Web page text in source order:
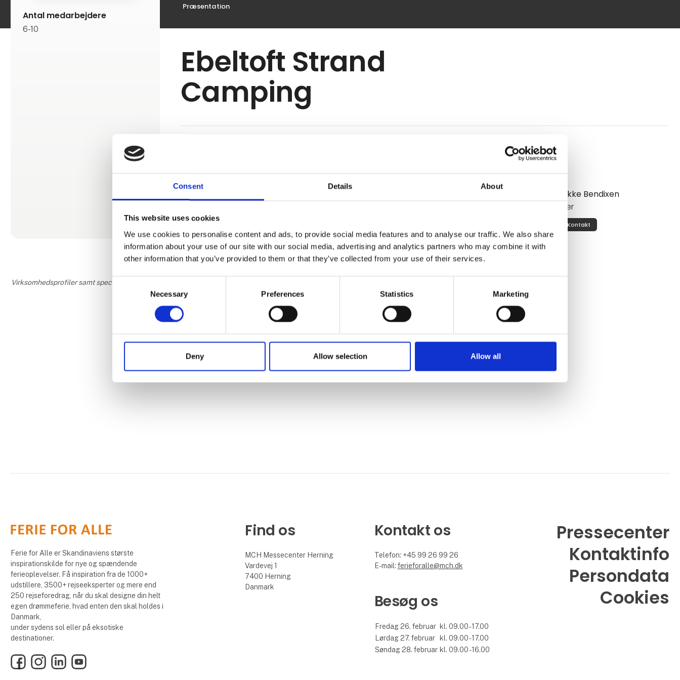
Consent Details About
This website uses cookies
We use cookies to personalise content and ads, to provide social media features and to analyse our traffic. We also share
information about your use of our site with our social media, advertising and analytics partners who may combine it with
other information that you’ve provided to them or that they’ve collected from your use of their services.
Necessary Preferences Statistics Marketing
Deny Allow selection Allow all
Præsentation
Antal medarbejdere
6-10
Ebeltoft Strand
Camping
Mød os
Rikke Bendixen
Ejer
Kontakt
Virksomhedsprofiler samt speciale- og interesseområder er udfyldt og tilføjet af leverandørerne og er ikke baseret på viden eller vurdering fra Ferie for Alle.
Ferie for Alle er Skandinaviens største
inspirationskilde for nye og spændende
ferieoplevelser. Få inspiration fra de 1000+
udstillere, 3500+ rejseeksperter og mere end
250 rejseforedrag, når du skal designe din helt
egen drømmeferie, hvad enten den skal holdes i
Danmark,
under sydens sol eller på eksotiske
destinationer.
FacebookInstagramLinkedInYouTube
Find os
MCH Messecenter Herning
Vardevej 1
7400 Herning
Danmark
Kontakt os
Telefon: +45 99 26 99 26
E-mail: ferieforalle@mch.dk
Besøg os
Fredag 26. februar kl. 09.00 - 17.00
Lørdag 27. februar
kl. 09.00 - 17.00
Søndag 28. februar kl. 09.00 - 16.00
Pressecenter
Kontaktinfo
Persondata
Cookies